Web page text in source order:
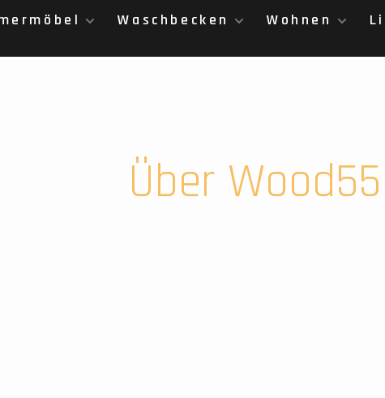
Waschbecken Wohnen
Über Wood55